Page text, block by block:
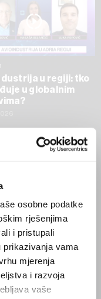
osobne podatke
rješenjima
i pristupali
prikazivanja vama
mjerenja
i razvoja
vaše
u regiji: tko
u globalnim
mršave,
kompanija iz Kine